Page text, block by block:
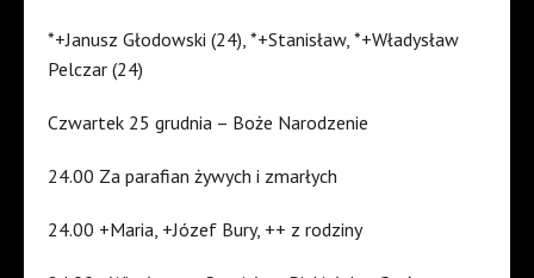
*+Janusz Głodowski (24), *+Stanisław, *+Władysław
Pelczar (24)
Czwartek 25 grudnia – Boże Narodzenie
24.00 Za parafian żywych i zmarłych
24.00 +Maria, +Józef Bury, ++ z rodziny